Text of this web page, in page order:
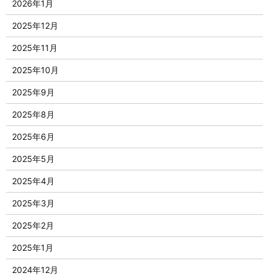
2026年1月
2025年12月
2025年11月
2025年10月
2025年9月
2025年8月
2025年6月
2025年5月
2025年4月
2025年3月
2025年2月
2025年1月
2024年12月